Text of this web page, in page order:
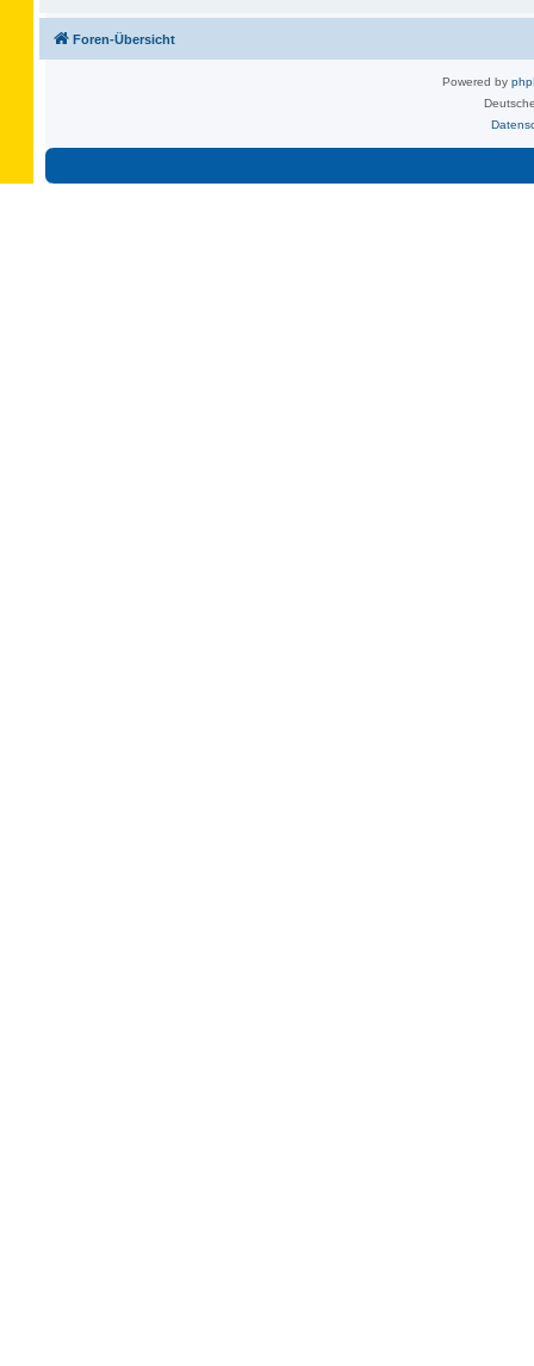
Foren-Übersicht
Powered by